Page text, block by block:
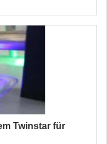
Twinstar für